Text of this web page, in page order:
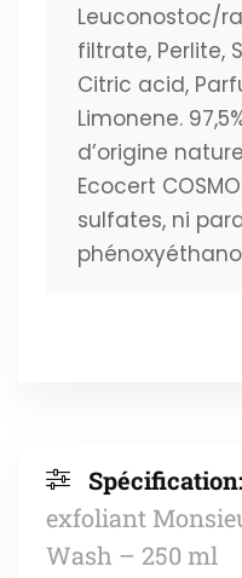
Leuconostoc/
filtrate, Perlite,
Citric acid,
Limonene.
d’origine
Ecocert
sulfates, ni
Spécification:
exfoliant
Wash – 250 ml